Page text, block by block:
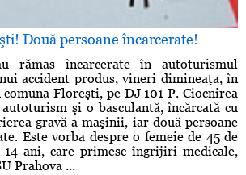
Două persoane încarcerate!
rămas încarcerate în autoturismul
accident produs, vineri dimineaţa, în
Floreşti, pe DJ 101 P. Ciocnirea
şi o basculantă, încărcată cu
gravă a maşinii, iar două persoane
Este vorba despre o femeie de 45 de
ani, care primesc îngrijiri medicale,
Prahova ...